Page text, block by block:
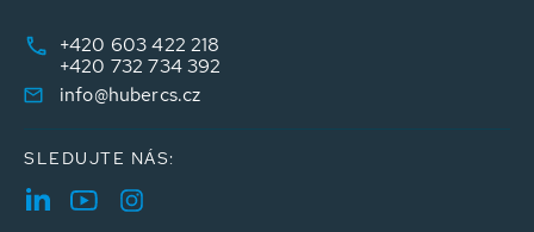
+420 603 422 218
+420 732 734 392
info@hubercs.cz
SLEDUJTE NÁS: